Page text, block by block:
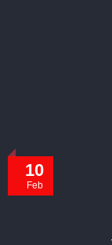
10
Feb